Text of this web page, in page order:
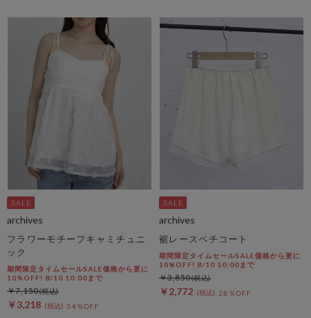
archives
フラワーモチーフキャミチュニ
ック
期間限定タイムセールSALE価格から更に
10%OFF! 8/10 10:00まで
￥7,150
￥3,218 54％OFF
archives
裾レースペチコート
期間限定タイムセールSALE価格から更に
10%OFF! 8/10 10:00まで
￥3,850
￥2,772 28％OFF